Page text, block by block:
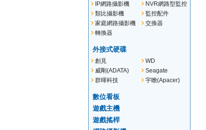
IP網路攝影機
NVR網路型監控
主機
類比攝影機
監控配件
家庭網路攝影機
交換器
轉換器
外接式硬碟
創見
(Transcend)
WD
威剛(ADATA)
Seagate
群暉科技
宇瞻(Apacer)
數位看板
遊戲主機
遊戲搖桿